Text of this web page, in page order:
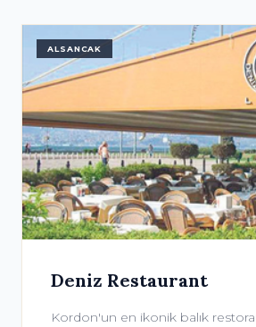
ALSANCAK
Deniz Restaurant
Kordon'un en ikonik balık